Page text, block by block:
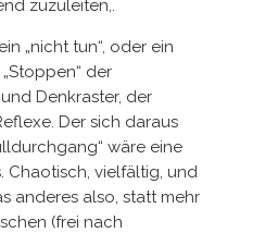
zuzuleiten,.
„nicht tun“, oder ein
„Stoppen“ der
Denkraster, der
Der sich daraus
wäre eine
Chaotisch, vielfältig, und
anderes also, statt mehr
(frei nach